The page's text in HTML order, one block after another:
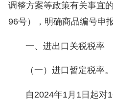
调整方案等政策有关事宜
96号），明确商品编号申
一、进出口关税税率
（一）进口暂定税率。
自2024年1月1日起对